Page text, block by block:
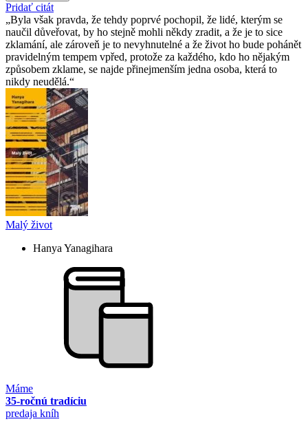
Pridať citát
Byla však pravda, že tehdy poprvé pochopil, že lidé, kterým se
naučil důveřovat, by ho stejně mohli někdy zradit, a že je to sice
zklamání, ale zároveň je to nevyhnutelné a že život ho bude pohánět
pravidelným tempem vpřed, protože za každého, kdo ho nějakým
způsobem zklame, se najde přinejmenším jedna osoba, která to
nikdy neudělá.
Malý život
Hanya Yanagihara
Máme
35-ročnú tradíciu
predaja kníh